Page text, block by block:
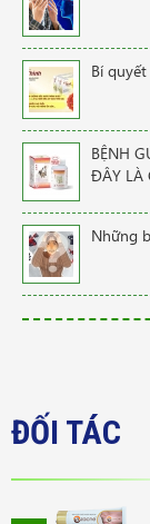
Bí
BỆNH
ĐÂY LÀ
Những
ĐỐI TÁC